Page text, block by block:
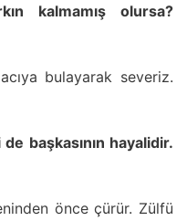
kalmamış olursa?
bulayarak severiz.
başkasının hayalidir.
önce çürür. Zülfü